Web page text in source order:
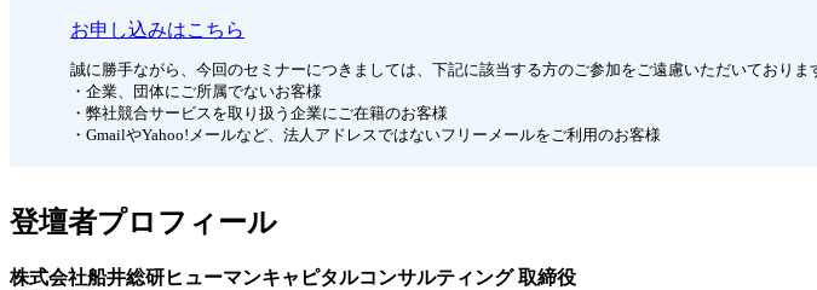
お申し込みはこちら
誠に勝手ながら、今回のセミナーにつきましては、下記に該当する方のご参加をご遠慮いただいておりま
・企業、団体にご所属でないお客様
・弊社競合サービスを取り扱う企業にご在籍のお客様
・GmailやYahoo!メールなど、法人アドレスではないフリーメールをご利用のお客様
登壇者プロフィール
株式会社船井総研ヒューマンキャピタルコンサルティング 取締役